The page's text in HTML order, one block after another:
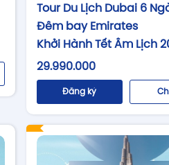
Tour Du Lịch Dubai 6
Đêm bay Emirates
Khởi Hành Tết Âm Lịch
29.990.000
Đăng ký